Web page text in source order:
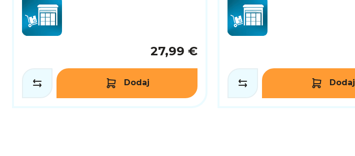
27,99 €
Dodaj Dodaj